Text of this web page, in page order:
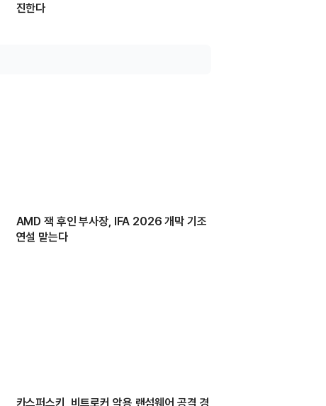
진한다
AMD 잭 후인 부사장, IFA 2026 개막 기조
연설 맡는다
카스퍼스키, 비트로커 악용 랜섬웨어 공격 경